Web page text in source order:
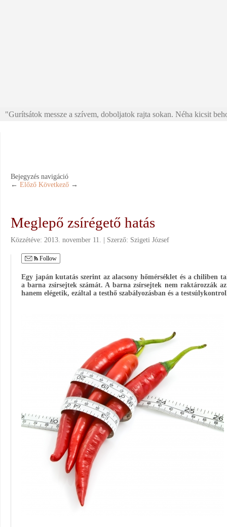
"Gurítsátok messze a szívem, doboljatok rajta sokan. Néha kicsit
Bejegyzés navigáció
← Előző Következő →
Meglepő zsírégető hatás
Közzétéve: 2013. november 11. Szerző: Szigeti József
Follow
Egy japán kutatás szerint az alacsony hőmérséklet és a chiliben
a barna zsírsejtek számát. A barna zsírsejtek nem raktározzák
hanem elégetik, ezáltal a testhő szabályozásban és a